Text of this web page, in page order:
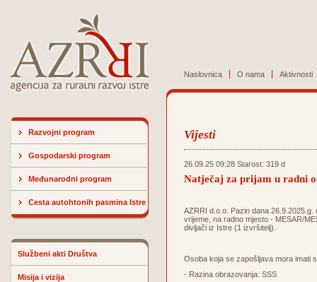
Naslovnica O nama Aktivnosti
Razvojni program
Gospodarski program
Međunarodni program
Cesta autohtonih pasmina Istre
Službeni akti Društva
Misija i vizija
Vijesti
26.09.25 09:28 Starost: 319 d
Natječaj za prijam u radni
AZRRI d.o.o. Pazin dana
vrijeme, na radno mjesto - MESAR/
divljači iz Istre (1 izvršitelj).
Osoba koja se zapošljava mora imati
- Razina obrazovanja: SSS